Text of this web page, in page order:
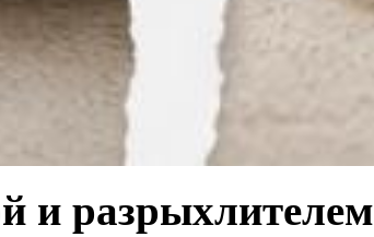
и разрыхлителем